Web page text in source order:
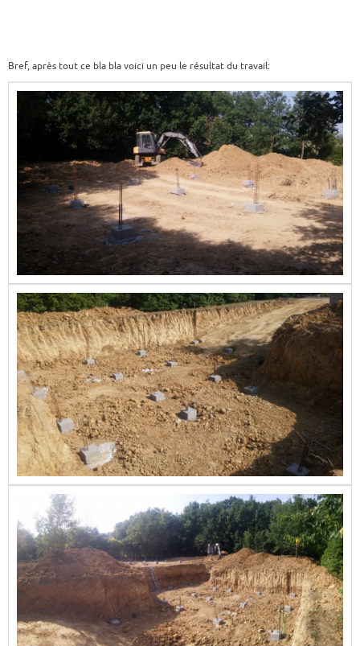
Bref, après tout ce bla bla voici un peu le résultat du travail: